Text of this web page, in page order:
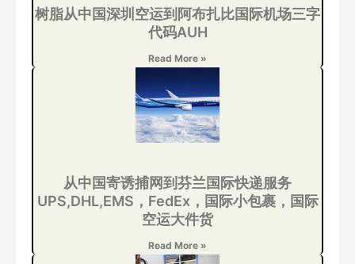
树脂从中国深圳空运到阿布扎比国际机场三字
代码AUH
Read More »
从中国寄诱捕网到芬兰国际快递服务
UPS,DHL,EMS，FedEx，国际小包裹，国际
空运大件货
Read More »